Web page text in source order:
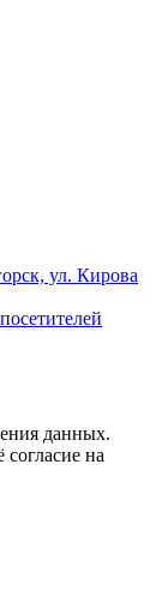
ул. Кирова
данных.
на